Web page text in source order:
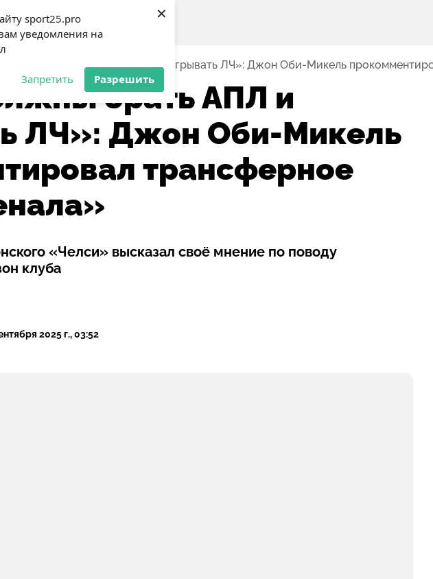
sport25.pro
уведомления на
Запретить Разрешить
×
«Теперь должны брать АПЛ и выигрывать ЛЧ»: Джон Оби-Микель
брать АПЛ и
ЛЧ»: Джон Оби-Микель
трансферное
«Челси» высказал своё мнение по поводу
клуба
2025 г., 03:52